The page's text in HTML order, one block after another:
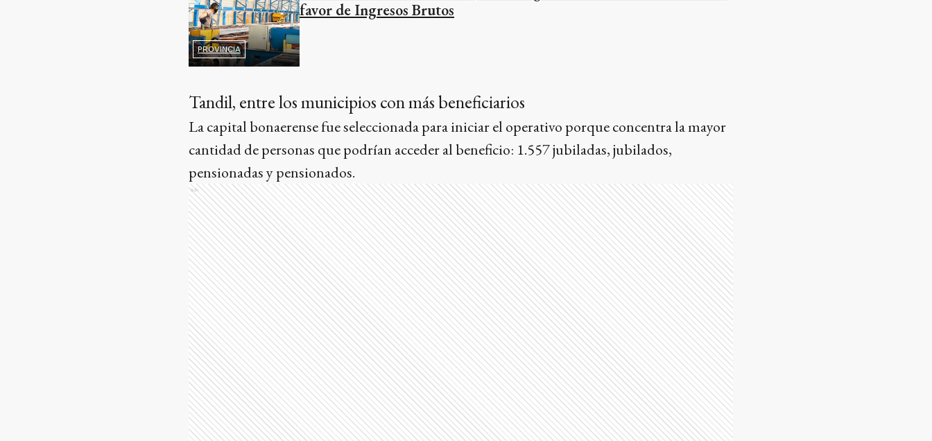
PROVINCIA
favor de Ingresos Brutos
Tandil, entre los municipios con más beneficiarios
La capital bonaerense fue seleccionada para iniciar el operativo porque concentra la mayor
cantidad de personas que podrían acceder al beneficio: 1.557 jubiladas, jubilados,
pensionadas y pensionados.
Ads